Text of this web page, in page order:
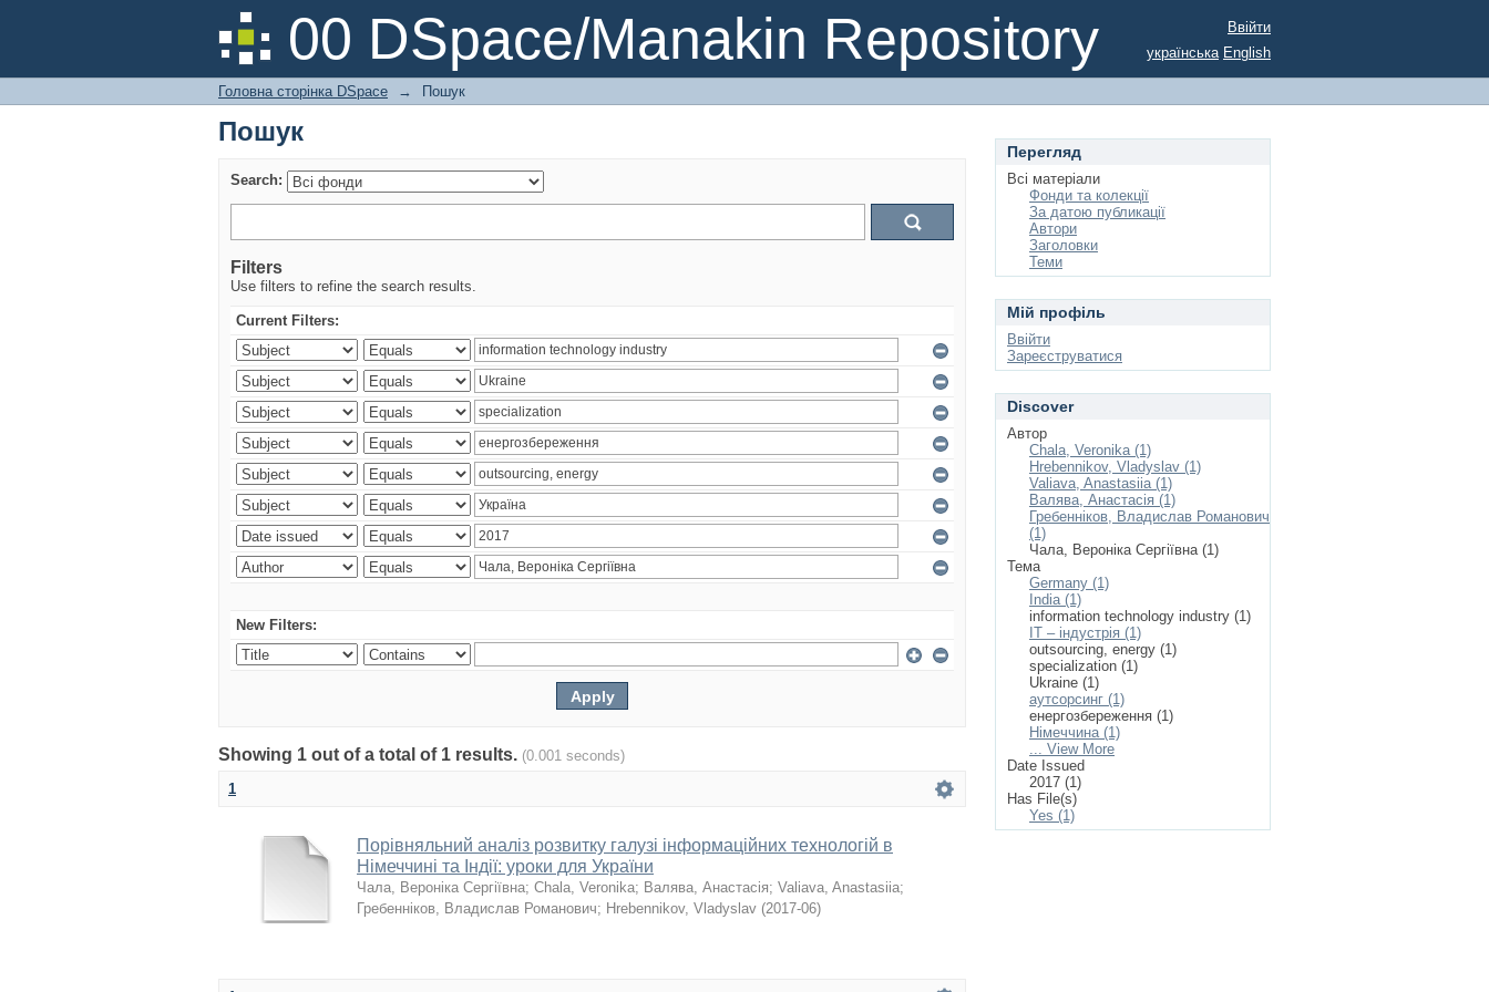
00 DSpace/Manakin Repository
Пошук
Ввійти
українська English
Головна сторінка DSpace → Пошук
Пошук
Search:
Filters
Use filters to refine the search results.
Current Filters:
New Filters:
Showing 1 out of a total of 1 results. (0.001 seconds)
1
Порівняльний аналіз розвитку галузі інформаційних технологій в
Німеччині та Індії: уроки для України
Чала, Вероніка Сергіївна; Chala, Veronika; Валява, Анастасія; Valiava, Anastasiia;
Гребенніков, Владислав Романович; Hrebennikov, Vladyslav (2017-06)
Перегляд
Всі матеріали
Фонди та колекції
За датою публикації
Автори
Заголовки
Теми
Мій профіль
Ввійти
Зареєструватися
Discover
Автор
Chala, Veronika (1)
Hrebennikov, Vladyslav (1)
Valiava, Anastasiia (1)
Валява, Анастасія (1)
Гребенніков, Владислав Романович
(1)
Чала, Вероніка Сергіївна (1)
Тема
Germany (1)
India (1)
information technology industry (1)
IT – індустрія (1)
outsourcing, energy (1)
specialization (1)
Ukraine (1)
аутсорсинг (1)
енергозбереження (1)
Німеччина (1)
... View More
Date Issued
2017 (1)
Has File(s)
Yes (1)